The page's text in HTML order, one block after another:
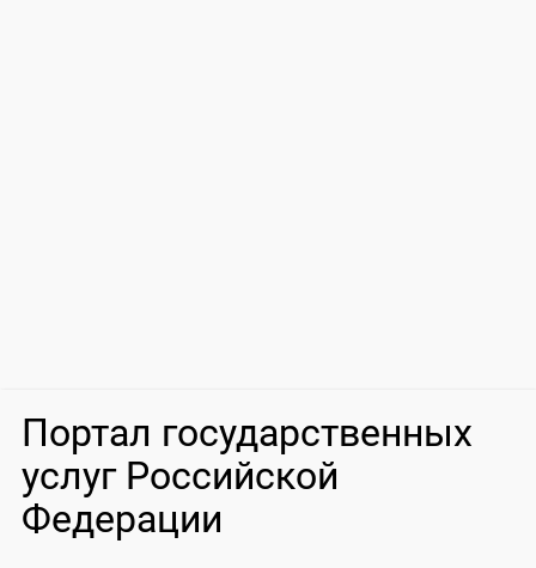
Портал государственных
услуг Российской
Федерации